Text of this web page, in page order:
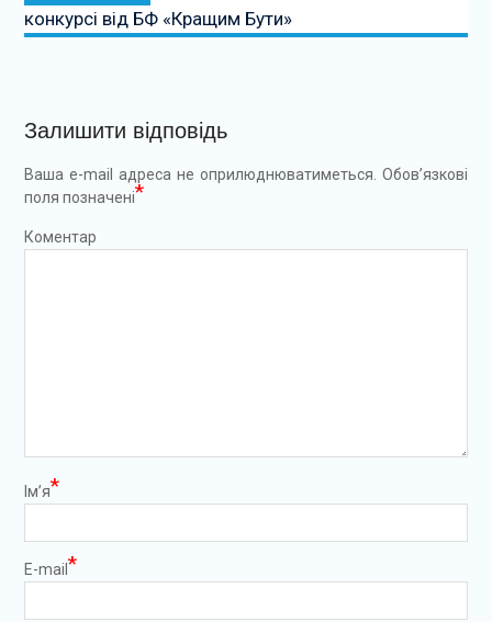
конкурсі від БФ «Кращим Бути»
Залишити відповідь
Ваша e-mail адреса не оприлюднюватиметься. Обов’язкові
поля позначені*
Коментар
Ім’я*
E-mail *